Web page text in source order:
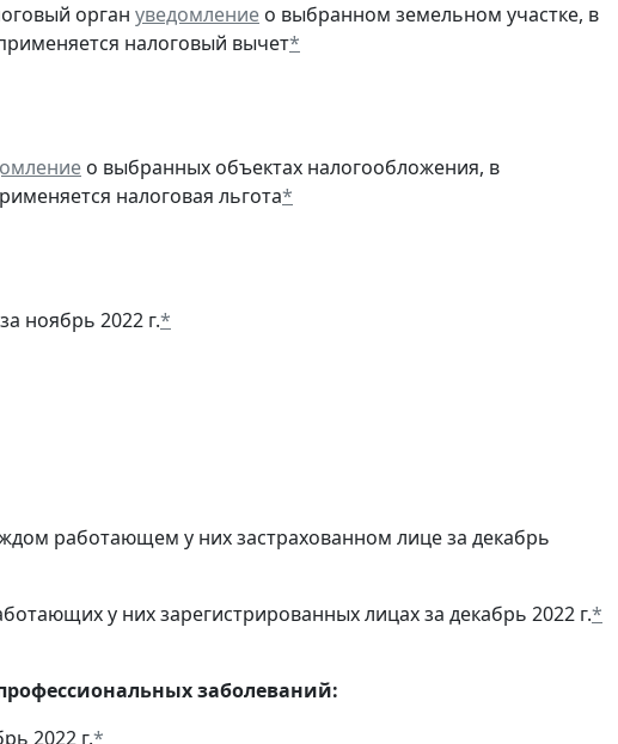
орган уведомление о выбранном земельном участке, в
налоговый вычет*
о выбранных объектах налогообложения, в
налоговая льгота*
за ноябрь 2022 г.*
работающем у них застрахованном лице за декабрь
у них зарегистрированных лицах за декабрь 2022 г.*
заболеваний:
2022 г.*